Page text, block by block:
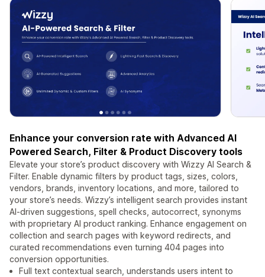
Enhance your conversion rate with Advanced AI
Powered Search, Filter & Product Discovery tools
Elevate your store’s product discovery with Wizzy AI Search &
Filter. Enable dynamic filters by product tags, sizes, colors,
vendors, brands, inventory locations, and more, tailored to
your store’s needs. Wizzy’s intelligent search provides instant
AI-driven suggestions, spell checks, autocorrect, synonyms
with proprietary AI product ranking. Enhance engagement on
collection and search pages with keyword redirects, and
curated recommendations even turning 404 pages into
conversion opportunities.
Full text contextual search, understands users intent to